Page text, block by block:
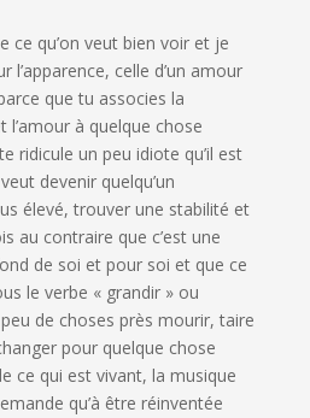
ce qu’on veut bien voir et je
l’apparence, celle d’un amour
que tu associes la
à quelque chose
ridicule un peu idiote qu’il est
devenir quelqu’un
élevé, trouver une stabilité et
au contraire que c’est une
de soi et pour soi et que ce
le verbe « grandir » ou
de choses près mourir, taire
pour quelque chose
ce qui est vivant, la musique
qu’à être réinventée